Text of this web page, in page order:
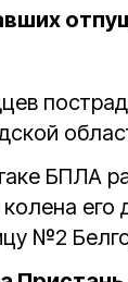
БПЛА
№2